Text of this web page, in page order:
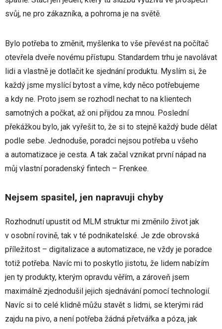
svůj, ne pro zákazníka, a pohroma je na světě.
Bylo potřeba to změnit, myšlenka to vše převést na počítač
otevřela dveře novému přístupu. Standardem trhu je navolávat
lidi a vlastně je dotlačit ke sjednání produktu. Myslím si, že
každý jsme myslící bytost a víme, kdy něco potřebujeme
a kdy ne. Proto jsem se rozhodl nechat to na klientech
samotných a počkat, až oni přijdou za mnou. Poslední
překážkou bylo, jak vyřešit to, že si to stejně každý bude dělat
podle sebe. Jednoduše, poradci nejsou potřeba u všeho
a automatizace je cesta. A tak začal vznikat první nápad na
můj vlastní poradenský fintech – Frenkee.
Nejsem spasitel, jen napravuji chyby
Rozhodnutí upustit od MLM struktur mi změnilo život jak
v osobní rovině, tak v té podnikatelské. Je zde obrovská
příležitost – digitalizace a automatizace, ne vždy je poradce
totiž potřeba. Navíc mi to poskytlo jistotu, že lidem nabízím
jen ty produkty, kterým opravdu věřím, a zároveň jsem
maximálně zjednodušil jejich sjednávání pomocí technologií.
Navíc si to celé klidně můžu stavět s lidmi, se kterými rád
zajdu na pivo, a není potřeba žádná přetvářka a póza, jak